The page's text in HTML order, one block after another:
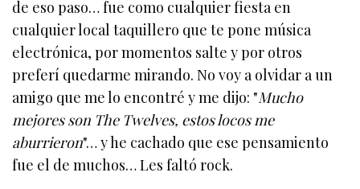
de eso paso… fue como cualquier fiesta en
cualquier local taquillero que te pone música
electrónica, por momentos salte y por otros
preferí quedarme mirando. No voy a olvidar a un
amigo que me lo encontré y me dijo: "Mucho
mejores son The Twelves, estos locos me
aburrieron"… y he cachado que ese pensamiento
fue el de muchos… Les faltó rock.